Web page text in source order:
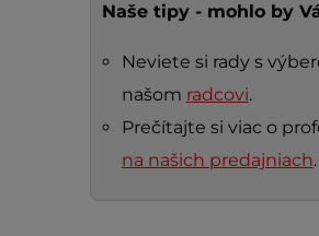
Naše tipy - mohlo by
Neviete si rady s
našom radcovi.
Prečítajte si viac o
na našich predajniach.